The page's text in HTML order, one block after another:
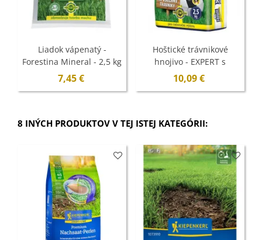
Liadok vápenatý -
Forestina Mineral - 2,5 kg
7,45 €
Hoštické trávnikové
hnojivo - EXPERT s
guánom - 2,5 kg
10,09 €
8 INÝCH PRODUKTOV V TEJ ISTEJ KATEGÓRII: